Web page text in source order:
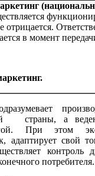
в момент
страны, а
При этом
адаптирует свой
контроль
потребителя.